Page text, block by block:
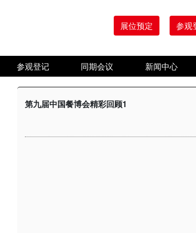
展位预定 参观
参观登记 同期会议 新闻中心
第九届中国餐博会精彩回顾1